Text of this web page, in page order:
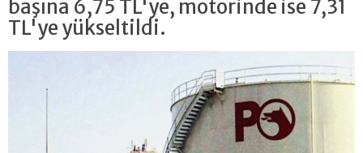
başına 6,75 TL'ye, motorinde ise 7,31
TL'ye yükseltildi.